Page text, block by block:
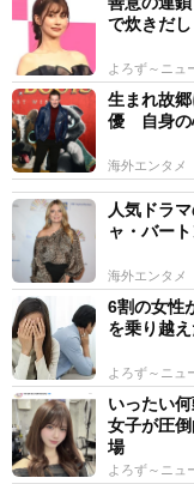
で炊きだ
よろず～ニュ
生まれ故
優 自身の
海外エンタメ
人気ドラ
ャ・バー
海外エンタメ
6割の女性
を乗り越
よろず～ニュ
いったい
女子が圧
場
よろず～ニュ